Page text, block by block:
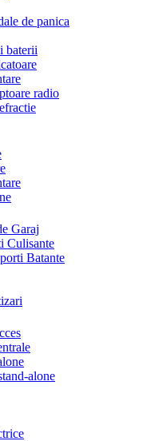
de panica
baterii
radio
Garaj
Culisante
Batante
alone